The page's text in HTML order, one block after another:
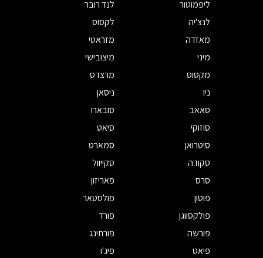
ליפמוטור
לנד רובר
לנצ'יה
לקסוס
מאזדה
מזראטי
מיני
מיצובישי
מקסוס
מרצדס
ניו
ניסאן
סאאב
סובארו
סוזוקי
סיאט
סיטרואן
סמארט
סקודה
סקייוול
סרס
פאריזון
פוטון
פולסטאר
פולקסווגן
פורד
פורשה
פורתינג
פיאט
פיג'ו